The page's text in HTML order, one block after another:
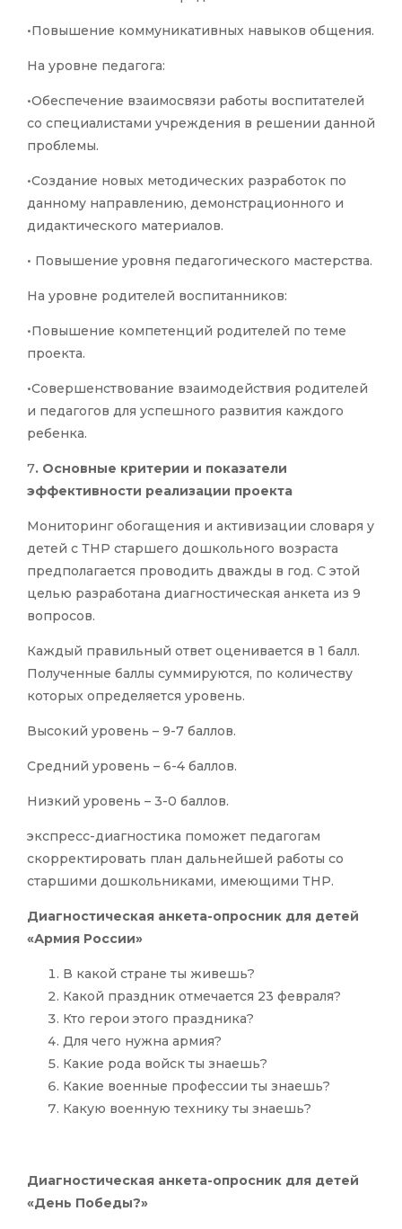
•Повышение коммуникативных навыков общения.
На уровне педагога:
•Обеспечение взаимосвязи работы воспитателей
со специалистами учреждения в решении данной
проблемы.
•Создание новых методических разработок по
данному направлению, демонстрационного и
дидактического материалов.
• Повышение уровня педагогического мастерства.
На уровне родителей воспитанников:
•Повышение компетенций родителей по теме
проекта.
•Совершенствование взаимодействия родителей
и педагогов для успешного развития каждого
ребенка.
7. Основные критерии и показатели
эффективности реализации проекта
Мониторинг обогащения и активизации словаря у
детей с ТНР старшего дошкольного возраста
предполагается проводить дважды в год. С этой
целью разработана диагностическая анкета из 9
вопросов.
Каждый правильный ответ оценивается в 1 балл.
Полученные баллы суммируются, по количеству
которых определяется уровень.
Высокий уровень – 9-7 баллов.
Средний уровень – 6-4 баллов.
Низкий уровень – 3-0 баллов.
экспресс-диагностика поможет педагогам
скорректировать план дальнейшей работы со
старшими дошкольниками, имеющими ТНР.
Диагностическая анкета-опросник для детей
«Армия России»
В какой стране ты живешь?
Какой праздник отмечается 23 февраля?
Кто герои этого праздника?
Для чего нужна армия?
Какие рода войск ты знаешь?
Какие военные профессии ты знаешь?
Какую военную технику ты знаешь?
Диагностическая анкета-опросник для детей
«День Победы?»